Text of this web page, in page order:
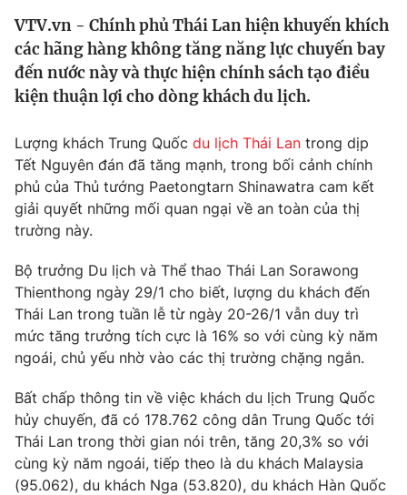
Thế giới
Tin tức
Thế giới đó đây
Câu chuyện quốc tế
Kinh tế
Thị trường
Góc doanh nghiệp
Dữ liệu và đời sống
Truyền hình
Phim VTV
Hậu trường
Nhân vật
Khán giả
Giải trí
Điện ảnh
Âm nhạc
Sao
Đời sống
Du lịch
Làm đẹp
Chất lượng cuộc sống
Giáo dục
Tuyển sinh
Học trực tuyến
Công nghệ
Hitech Công nghệ tương lai
Sản phẩm
Giao lưu trực tuyến
VTV.vn - Chính phủ Thái Lan hiện khuyến khích
các hãng hàng không tăng năng lực chuyến bay
đến nước này và thực hiện chính sách tạo điều
kiện thuận lợi cho dòng khách du lịch.
Lượng khách Trung Quốc du lịch Thái Lan trong dịp
Tết Nguyên đán đã tăng mạnh, trong bối cảnh chính
phủ của Thủ tướng Paetongtarn Shinawatra cam kết
giải quyết những mối quan ngại về an toàn của thị
trường này.
Bộ trưởng Du lịch và Thể thao Thái Lan Sorawong
Thienthong ngày 29/1 cho biết, lượng du khách đến
Thái Lan trong tuần lễ từ ngày 20-26/1 vẫn duy trì
mức tăng trưởng tích cực là 16% so với cùng kỳ năm
ngoái, chủ yếu nhờ vào các thị trường chặng ngắn.
Bất chấp thông tin về việc khách du lịch Trung Quốc
hủy chuyến, đã có 178.762 công dân Trung Quốc tới
Thái Lan trong thời gian nói trên, tăng 20,3% so với
cùng kỳ năm ngoái, tiếp theo là du khách Malaysia
(95.062), du khách Nga (53.820), du khách Hàn Quốc